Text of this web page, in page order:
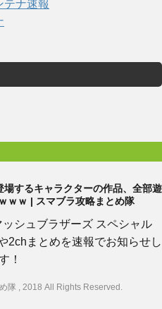
テナ速報
場するキャラクターの作品、全部遊
ｗｗ | スマブラ攻略まとめ隊
シュブラザーズ スペシャル
2chまとめを速報でお知らせし
！
隊 , 2018 All Rights Reserved.